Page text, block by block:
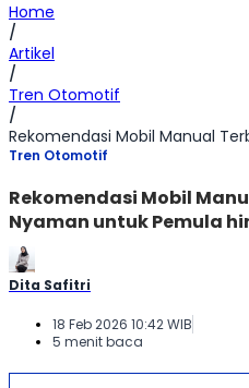
Home
/
Artikel
/
Tren Otomotif
/
Tren Otomotif
Rekomendasi Mobil
Nyaman untuk Pemula
Dita Safitri
18 Feb 2026 10:42 WIB
5 menit baca